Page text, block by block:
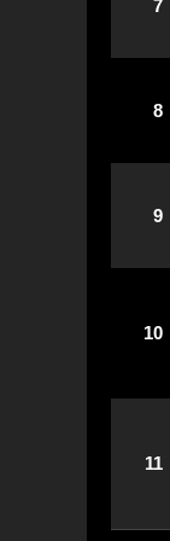
7
8
9
10
11